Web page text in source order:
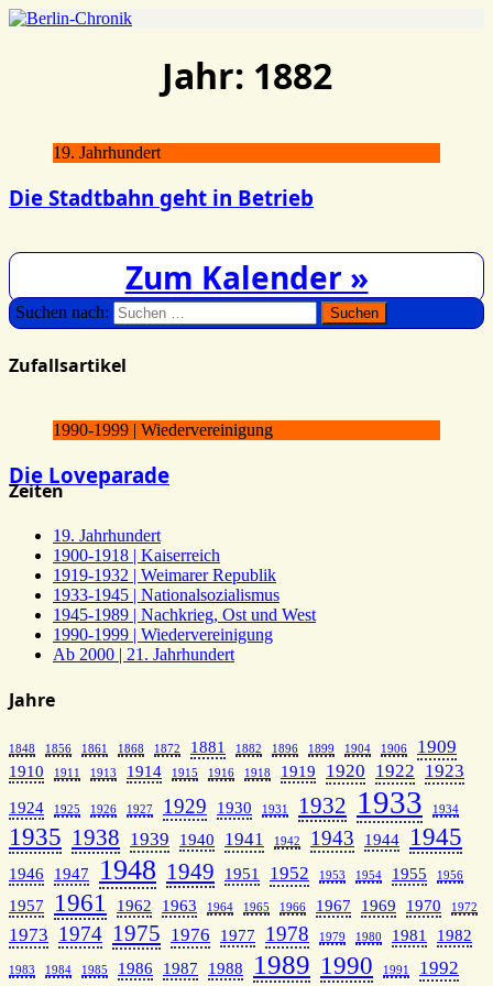
Jahr: 1882
19. Jahrhundert
Die Stadtbahn geht in Betrieb
Zum Kalender »
Suchen nach:
Zufallsartikel
1990-1999 | Wiedervereinigung
Die Loveparade
Zeiten
19. Jahrhundert
1900-1918 | Kaiserreich
1919-1932 | Weimarer Republik
1933-1945 | Nationalsozialismus
1945-1989 | Nachkrieg, Ost und West
1990-1999 | Wiedervereinigung
Ab 2000 | 21. Jahrhundert
Jahre
1848 1856 1861 1868 1872 1881 1882 1896 1899 1904 1906 1909
1910 1911 1913 1914 1915 1916 1918 1919 1920 1922 1923
1924 1925 1926 1927 1929 1930 1931 1932 1933 1934
1935 1938 1939 1940 1941 1942 1943 1944 1945
1946 1947 1948 1949 1951 1952 1953 1954 1955 1956
1957 1961 1962 1963 1964 1965 1966 1967 1969 1970 1972
1973 1974 1975 1976 1977 1978 1979 1980 1981 1982
1983 1984 1985 1986 1987 1988 1989 1990 1991 1992